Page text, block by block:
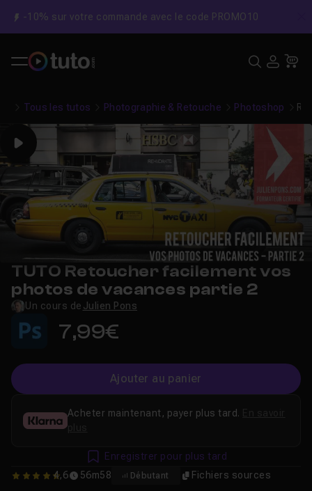
-10% sur votre commande avec le code PROMO10
Tous les tutos Photographie & Retouche Photoshop
Play
TUTO Retoucher facilement vos
photos de vacances partie 2
Un cours de Julien Pons
7,99€
Ajouter au panier
4.6 4,6 56m58 Débutant Fichiers sources
Acheter maintenant, payer plus tard.
plus
Enregistrer pour plus tard